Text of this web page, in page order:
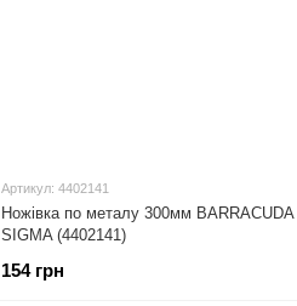
Артикул: 4402141
Ножівка по металу 300мм BARRACUDA
SIGMA (4402141)
154 грн